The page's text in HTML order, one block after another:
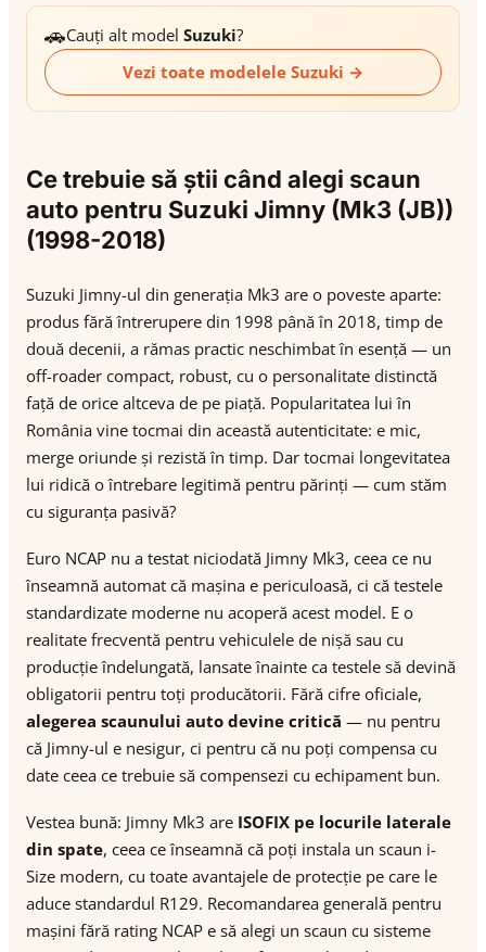
🚗Cauți alt model Suzuki?
Vezi toate modelele Suzuki →
Ce trebuie să știi când alegi scaun
auto pentru Suzuki Jimny (Mk3 (JB))
(1998-2018)
Suzuki Jimny-ul din generația Mk3 are o poveste aparte:
produs fără întrerupere din 1998 până în 2018, timp de
două decenii, a rămas practic neschimbat în esență — un
off-roader compact, robust, cu o personalitate distinctă
față de orice altceva de pe piață. Popularitatea lui în
România vine tocmai din această autenticitate: e mic,
merge oriunde și rezistă în timp. Dar tocmai longevitatea
lui ridică o întrebare legitimă pentru părinți — cum stăm
cu siguranța pasivă?
Euro NCAP nu a testat niciodată Jimny Mk3, ceea ce nu
înseamnă automat că mașina e periculoasă, ci că testele
standardizate moderne nu acoperă acest model. E o
realitate frecventă pentru vehiculele de nișă sau cu
producție îndelungată, lansate înainte ca testele să devină
obligatorii pentru toți producătorii. Fără cifre oficiale,
alegerea scaunului auto devine critică — nu pentru
că Jimny-ul e nesigur, ci pentru că nu poți compensa cu
date ceea ce trebuie să compensezi cu echipament bun.
Vestea bună: Jimny Mk3 are ISOFIX pe locurile laterale
din spate, ceea ce înseamnă că poți instala un scaun i-
Size modern, cu toate avantajele de protecție pe care le
aduce standardul R129. Recomandarea generală pentru
mașini fără rating NCAP e să alegi un scaun cu sisteme